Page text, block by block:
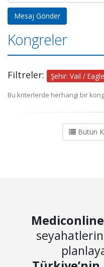
Kongreler
Filtreler: Şehir: Vail /
Bu kriterlerde herhangi bir
Bütün
Mediconline